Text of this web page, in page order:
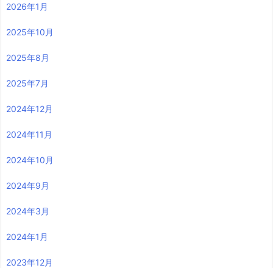
2026年1月
2025年10月
2025年8月
2025年7月
2024年12月
2024年11月
2024年10月
2024年9月
2024年3月
2024年1月
2023年12月